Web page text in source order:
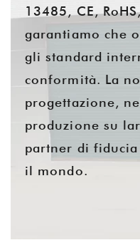
13485, CE,
garantiamo che
gli standard
conformità. La
progettazione,
produzione su
partner di
il mondo.